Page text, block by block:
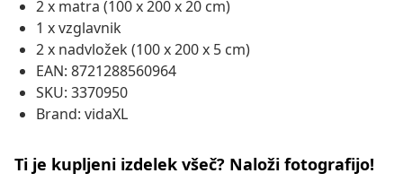
2 x matra (100 x 200 x 20 cm)
1 x vzglavnik
2 x nadvložek (100 x 200 x 5 cm)
EAN: 8721288560964
SKU: 3370950
Brand: vidaXL
Ti je kupljeni izdelek všeč? Naloži fotografijo!